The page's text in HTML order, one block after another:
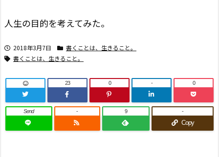
人生の目的を考えてみた。
2018年3月7日
書くことは、生きること。
書くことは、生きること。
23 0 - 0
Send - 9
Copy
-